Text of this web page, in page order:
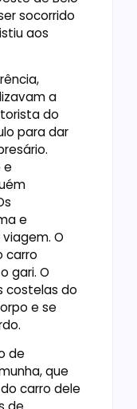
socorrido
aos
a
do
para dar
e
e
O
carro
gari. O
costelas do
e se
de
que
carro dele